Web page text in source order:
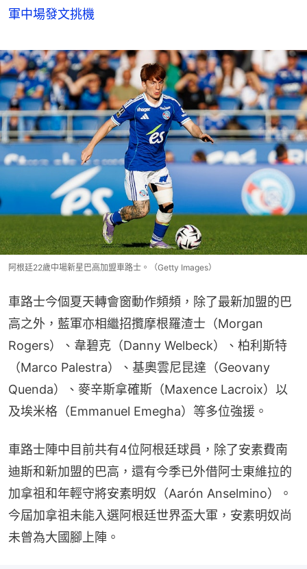
軍中場發文挑機
阿根廷22歲中場新星巴高加盟車路士。（Getty Images）
車路士今個夏天轉會窗動作頻頻，除了最新加盟的巴
高之外，藍軍亦相繼招攬摩根羅渣士（Morgan
Rogers）、韋碧克（Danny Welbeck）、柏利斯特
（Marco Palestra）、基奧雲尼昆達（Geovany
Quenda）、麥辛斯拿確斯（Maxence Lacroix）以
及埃米格（Emmanuel Emegha）等多位強援。
車路士陣中目前共有4位阿根廷球員，除了安素費南
迪斯和新加盟的巴高，還有今季已外借阿士東維拉的
加拿祖和年輕守將安素明奴（Aarón Anselmino）。
今屆加拿祖未能入選阿根廷世界盃大軍，安素明奴尚
未曾為大國腳上陣。